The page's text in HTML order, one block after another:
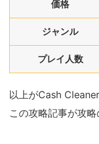
価格
ジャンル
プレイ人数
以上がCash
この攻略記事が攻略